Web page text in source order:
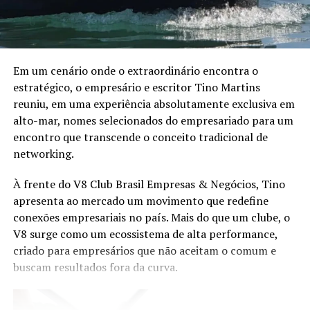
Links Marã Música:
Facebook
Instagram
YouTube
A SEGUIR
Cantora e compositora Anna: de revelação a ícone pop –
um resumo de 2023 com olhar para 2024
NÃO PERCA
LALA se apresenta pela primeira vez no Blue Note, em
São Paulo
Programação
A participação da ANCORD reforça a importância da
transformação. Representando a entidade, Orlando
Junior, Diretor de Certificação e Educação Continuada,
abordará como o desenvolvimento de novas
competências pode preparar os profissionais para atuar
em segmentos estratégicos da economia brasileira e
acompanhar a evolução das demandas dos investidores.
Eduardo Vanin, Estrategista Sênior de Agricultura da
Marex e Analista do Complexo Soja, abordará o cenário
atual do agronegócio, as oportunidades que o setor abre
para assessores de investimento, os movimentos de
mercado que impactam investidores e como os
profissionais podem ampliar as conversas com seus
Em um cenário onde o extraordinário encontra o
estratégico, o empresário e escritor Tino Martins
reuniu, em uma experiência absolutamente exclusiva em
alto-mar, nomes selecionados do empresariado para um
encontro que transcende o conceito tradicional de
networking.
À frente do V8 Club Brasil Empresas & Negócios, Tino
apresenta ao mercado um movimento que redefine
conexões empresariais no país. Mais do que um clube, o
V8 surge como um ecossistema de alta performance,
criado para empresários que não aceitam o comum e
buscam resultados fora da curva.